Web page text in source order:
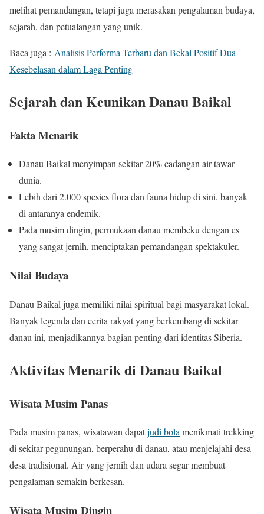
melihat pemandangan, tetapi juga merasakan pengalaman budaya,
sejarah, dan petualangan yang unik.
Baca juga : Analisis Performa Terbaru dan Bekal Positif Dua
Kesebelasan dalam Laga Penting
Sejarah dan Keunikan Danau Baikal
Fakta Menarik
Danau Baikal menyimpan sekitar 20% cadangan air tawar
dunia.
Lebih dari 2.000 spesies flora dan fauna hidup di sini, banyak
di antaranya endemik.
Pada musim dingin, permukaan danau membeku dengan es
yang sangat jernih, menciptakan pemandangan spektakuler.
Nilai Budaya
Danau Baikal juga memiliki nilai spiritual bagi masyarakat lokal.
Banyak legenda dan cerita rakyat yang berkembang di sekitar
danau ini, menjadikannya bagian penting dari identitas Siberia.
Aktivitas Menarik di Danau Baikal
Wisata Musim Panas
Pada musim panas, wisatawan dapatjudi bolamenikmati trekking
di sekitar pegunungan, berperahu di danau, atau menjelajahi desa-
desa tradisional. Air yang jernih dan udara segar membuat
pengalaman semakin berkesan.
Wisata Musim Dingin